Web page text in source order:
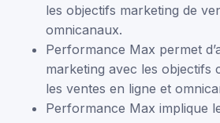
les objectifs marketing de
omnicanaux.
Performance Max permet
marketing avec les objectifs
les ventes en ligne et
Performance Max implique